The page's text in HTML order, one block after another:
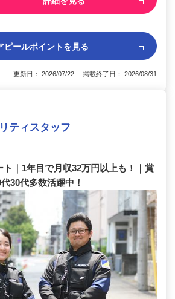
ピールポイントを見る
更新日： 2026/07/22 掲載終了日： 2026/08/31
ティスタッフ
ト｜1年目で月収32万円以上も！｜賞
30代多数活躍中！